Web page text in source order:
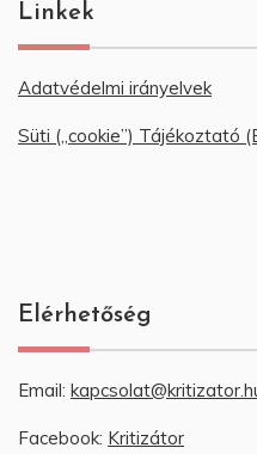
Linkek
Adatvédelmi irányelvek
Süti („cookie”) Tájékoztató
Elérhetőség
Email:
Facebook: Kritizátor